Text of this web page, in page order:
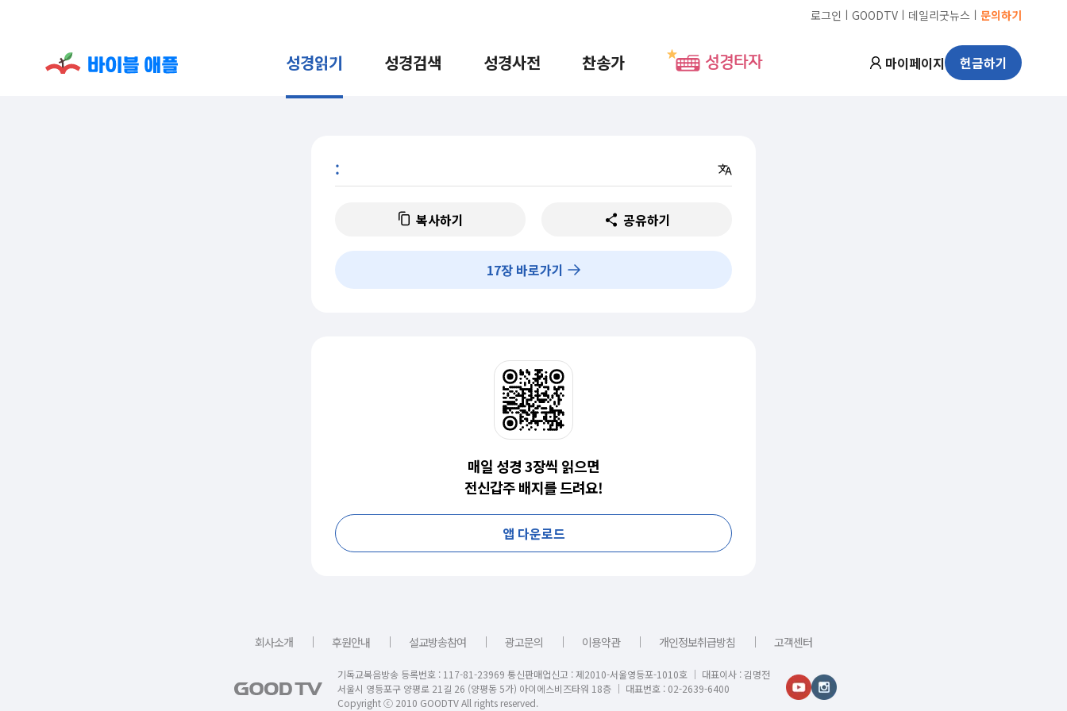
로그인 ㅣ GOODTV ㅣ 데일리굿뉴스 ㅣ 문의하기
성경읽기 성경검색 성경사전 찬송가 성경타자 마이페이지 헌금하기
:
복사하기 공유하기
17장 바로가기
매일 성경 3장씩 읽으면
전신갑주 배지를 드려요!
앱 다운로드
회사소개 ｜ 후원안내 ｜ 설교방송참여 ｜ 광고문의 ｜ 이용약관 ｜ 개인정보취급방침 ｜ 고객센터
기독교복음방송 등록번호 : 117-81-23969 통신판매업신고 : 제2010-서울영등포-1010호 │ 대표이사 : 김명전
서울시 영등포구 양평로 21길 26 (양평동 5가) 아이에스비즈타워 18층 │ 대표번호 : 02-2639-6400
Copyright ⓒ 2010 GOODTV All rights reserved.